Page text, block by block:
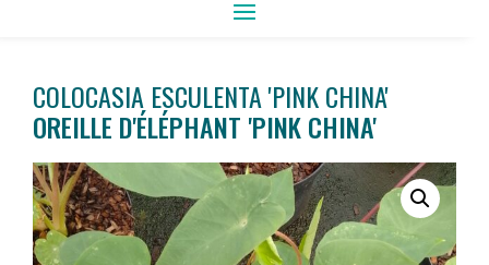
COLOCASIA ESCULENTA 'PINK CHINA'
OREILLE D'ÉLÉPHANT 'PINK CHINA'